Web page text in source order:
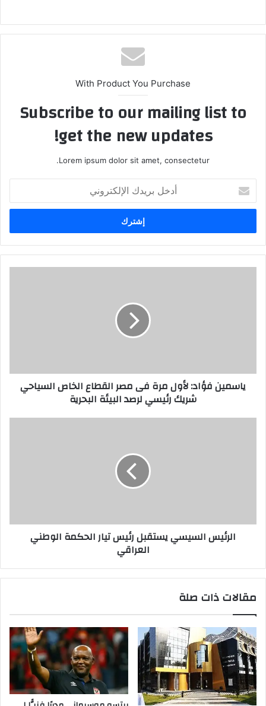
With Product You Purchase
Subscribe to our mailing list to
get the new updates!
Lorem ipsum dolor sit amet, consectetur.
بريدك
الإلكتروني
ياسمين فؤاد: لأول مرة فى مصر القطاع الخاص السياحي
شريك رئيسي لرصد البيئة البحرية
الرئيس السيسي يستقبل رئيس تيار الحكمة الوطني
العراقي
مقالات ذات صلة